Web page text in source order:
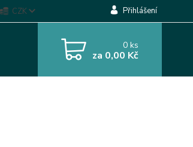
CZK Přihlášení
0ks
za 0,00 Kč